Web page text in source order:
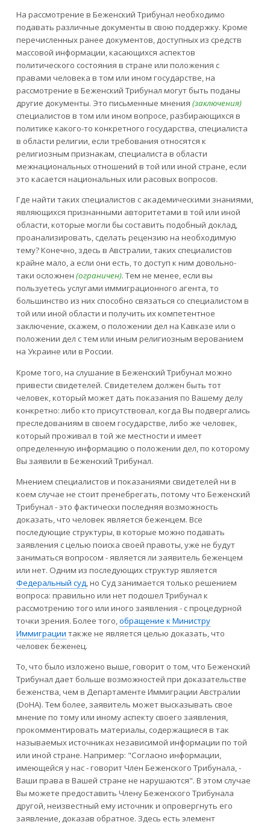
На рассмотрение в Беженский Трибунал необходимо
подавать различные документы в свою поддержку. Кроме
перечисленных ранее документов, доступных из средств
массовой информации, касающихся аспектов
политического состояния в стране или положения с
правами человека в том или ином государстве, на
рассмотрение в Беженский Трибунал могут быть поданы
другие документы. Это письменные мнения (заключения)
специалистов в том или ином вопросе, разбирающихся в
политике какого-то конкретного государства, специалиста
в области религии, если требования относятся к
религиозным признакам, специалиста в области
межнациональных отношений в той или иной стране, если
это касается национальных или расовых вопросов.
Где найти таких специалистов с академическими знаниями,
являющихся признанными авторитетами в той или иной
области, которые могли бы составить подобный доклад,
проанализировать, сделать рецензию на необходимую
тему? Конечно, здесь в Австралии, таких специалистов
крайне мало, а если они есть, то доступ к ним довольно-
таки осложнен (ограничен). Тем не менее, если вы
пользуетесь услугами иммиграционного агента, то
большинство из них способно связаться со специалистом в
той или иной области и получить их компетентное
заключение, скажем, о положении дел на Кавказе или о
положении дел с тем или иным религиозным верованием
на Украине или в России.
Кроме того, на слушание в Беженский Трибунал можно
привести свидетелей. Свидетелем должен быть тот
человек, который может дать показания по Вашему делу
конкретно: либо кто присутствовал, когда Вы подвергались
преследованиям в своем государстве, либо же человек,
который проживал в той же местности и имеет
определенную информацию о положении дел, по которому
Вы заявили в Беженский Трибунал.
Мнением специалистов и показаниями свидетелей ни в
коем случае не стоит пренебрегать, потому что Беженский
Трибунал - это фактически последняя возможность
доказать, что человек является беженцем. Все
последующие структуры, в которые можно подавать
заявления с целью поиска своей правоты, уже не будут
заниматься вопросом - является ли заявитель беженцем
или нет. Одним из последующих структур является
Федеральный суд, но Суд занимается только решением
вопроса: правильно или нет подошел Трибунал к
рассмотрению того или иного заявления - с процедурной
точки зрения. Более того,обращение к Министру
Иммиграции также не является целью доказать, что
человек беженец.
То, что было изложено выше, говорит о том, что Беженский
Трибунал дает больше возможностей при доказательстве
беженства, чем в Департаменте Иммиграции Австралии
(DoHA). Тем более, заявитель может высказывать свое
мнение по тому или иному аспекту своего заявления,
прокомментировать материалы, содержащиеся в так
называемых источниках независимой информации по той
или иной стране. Например: "Согласно информации,
имеющейся у нас - говорит Член Беженского Трибунала, -
Ваши права в Вашей стране не нарушаются". В этом случае
Вы можете предоставить Члену Беженского Трибунала
другой, неизвестный ему источник и опровергнуть его
заявление, доказав обратное. Здесь есть элемент